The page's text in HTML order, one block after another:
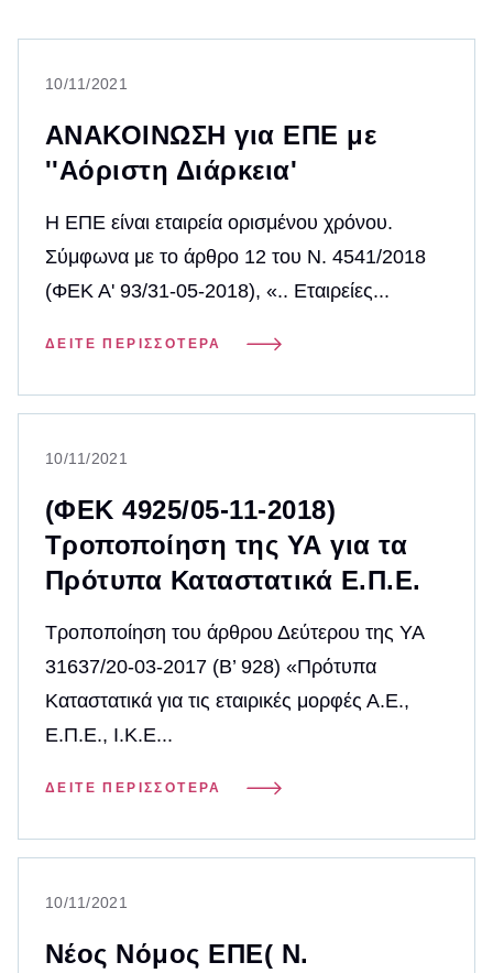
10/11/2021
ΑΝΑΚΟΙΝΩΣΗ για ΕΠΕ με
''Αόριστη Διάρκεια'
Η ΕΠΕ είναι εταιρεία ορισμένου χρόνου.
Σύμφωνα με το άρθρο 12 του Ν. 4541/2018
(ΦΕΚ Α' 93/31-05-2018), «.. Εταιρείες...
ΔΕΊΤΕ ΠΕΡΙΣΣΌΤΕΡΑ
10/11/2021
(ΦΕΚ 4925/05-11-2018)
Τροποποίηση της ΥΑ για τα
Πρότυπα Καταστατικά Ε.Π.Ε.
Τροποποίηση του άρθρου Δεύτερου της ΥΑ
31637/20-03-2017 (Β’ 928) «Πρότυπα
Καταστατικά για τις εταιρικές μορφές Α.Ε.,
Ε.Π.Ε., Ι.Κ.Ε...
ΔΕΊΤΕ ΠΕΡΙΣΣΌΤΕΡΑ
10/11/2021
Νέος Νόμος ΕΠΕ( Ν.